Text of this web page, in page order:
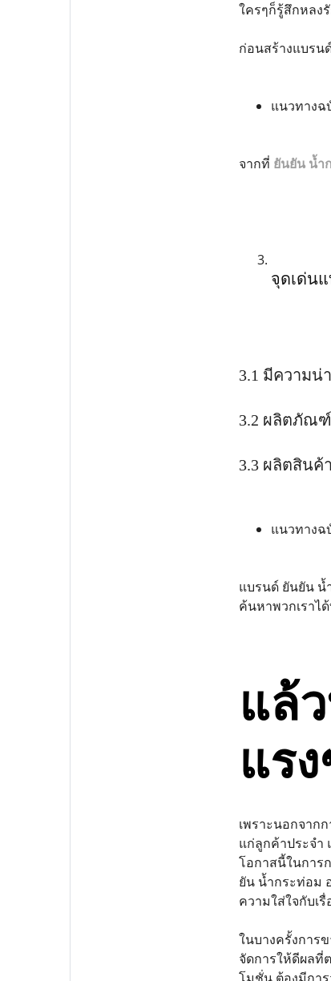
ใครๆก็รู้สึกหลง
ก่อนสร้างแบรน
แนวทางฉ
จากที่ ยันยัน น้ำ
จุดเด่น
3.1 มีความน่
3.2 ผลิตภัณ
3.3 ผลิตสิน
แนวทางฉ
แบรนด์ ยันยัน น้
ค้นหาพวกเราไ
แล้
แร
เพราะนอกจาก
แก่ลูกค้าประจำ
โอกาสนี้ในการ
ยัน น้ำกระท่อม
ความใส่ใจกับเ
ในบางครั้งการ
จัดการให้ดีผลที่